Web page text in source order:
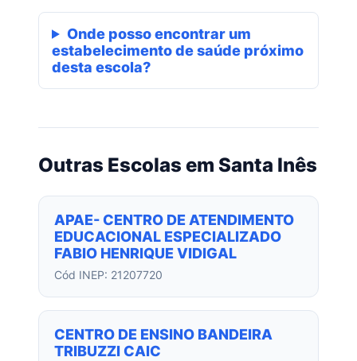
Onde posso encontrar um
estabelecimento de saúde próximo
desta escola?
Outras Escolas em Santa Inês
APAE- CENTRO DE ATENDIMENTO
EDUCACIONAL ESPECIALIZADO
FABIO HENRIQUE VIDIGAL
Cód INEP: 21207720
CENTRO DE ENSINO BANDEIRA
TRIBUZZI CAIC